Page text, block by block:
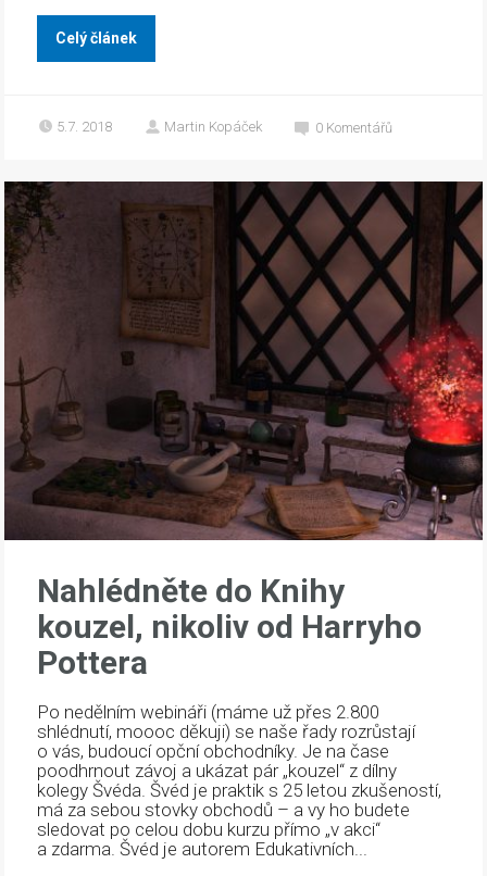
Celý článek
5.7. 2018 Martin Kopáček 0 Komentářů
Nahlédněte do Knihy
kouzel, nikoliv od Harryho
Pottera
Po nedělním webináři (máme už přes 2.800
shlédnutí, moooc děkuji) se naše řady rozrůstají
o vás, budoucí opční obchodníky. Je na čase
poodhrnout závoj a ukázat pár „kouzel“ z dílny
kolegy Švéda. Švéd je praktik s 25 letou zkušeností,
má za sebou stovky obchodů – a vy ho budete
sledovat po celou dobu kurzu přímo „v akci“
a zdarma. Švéd je autorem Edukativních...